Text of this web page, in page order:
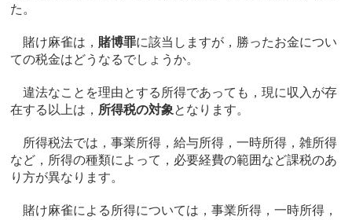
た。
賭け麻雀は， 賭博罪に該当しますが，勝ったお金につい
ての税金はどうなるでしょうか。
違法なことを理由とする所得であっても，現に収入が存
在する以上は， 所得税の対象となります。
所得税法では，事業所得，給与所得，一時所得，雑所得
など，所得の種類によって，必要経費の範囲など課税のあ
り方が異なります。
賭け麻雀による所得については，事業所得，一時所得，